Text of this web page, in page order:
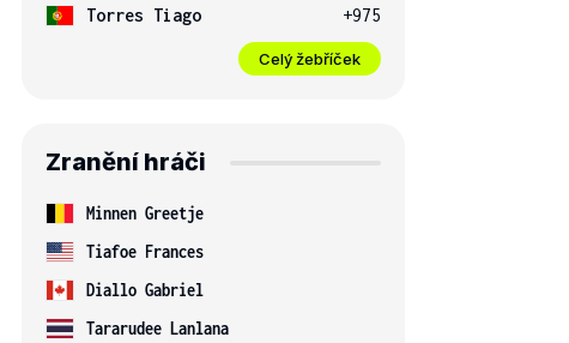
Torres Tiago
+975
Celý žebříček
Zranění hráči
Minnen Greetje
Tiafoe Frances
Diallo Gabriel
Tararudee Lanlana